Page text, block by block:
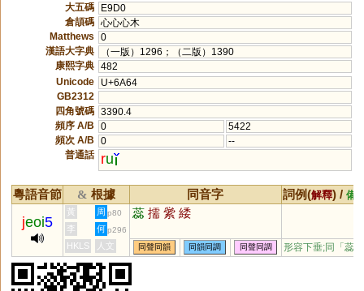
大五碼
E9D0
倉頡碼 心心心木
Matthews
0
漢語大字典
（一版）1296；（二版）1390
康熙字典 482
Unicode
U+6A64
GB2312
四角號碼 3390.4
頻序 A/B
0
5422
頻次 A/B
0
--
普通話
ru
粵語音節 & 根據 同音字 詞例(解釋) / 備
jeoi5
黃 周 p80 蕊 擩 繠 緌
李 何 p296
HKLS 人文 同聲同韻 同韻同調 同聲同調 形容下垂;同「蕊